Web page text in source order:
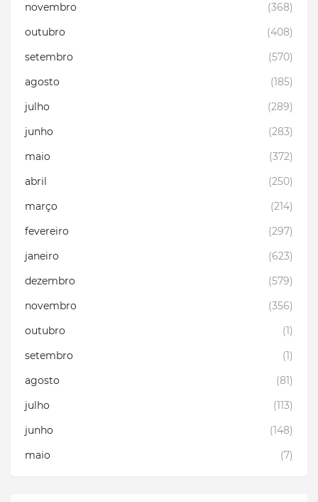
novembro
(368)
outubro
(408)
setembro
(570)
agosto
(185)
julho
(289)
junho
(283)
maio
(372)
abril
(250)
março
(214)
fevereiro
(297)
janeiro
(623)
dezembro
(579)
novembro
(356)
outubro
(1)
setembro
(1)
agosto
(81)
julho
(113)
junho
(148)
maio
(7)